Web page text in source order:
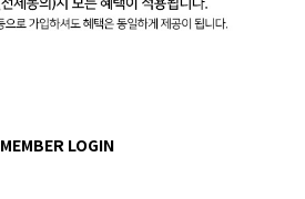
MEMBER LOGIN